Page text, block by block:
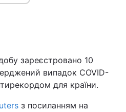
Війна
зареєстровано 10
випадок COVID-
для країни.
з посиланням на